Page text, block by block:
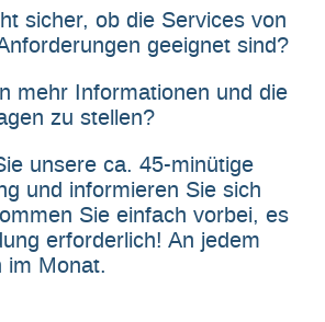
sicher, ob die Services von
geeignet sind?
mehr Informationen und die
zu stellen?
unsere ca. 45-minütige
und informieren Sie sich
Sie einfach vorbei, es
erforderlich! An jedem
im Monat.